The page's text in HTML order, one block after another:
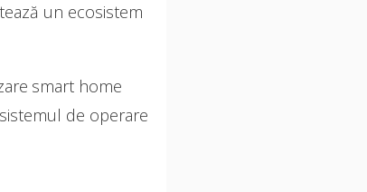
un ecosistem
smart home
de operare